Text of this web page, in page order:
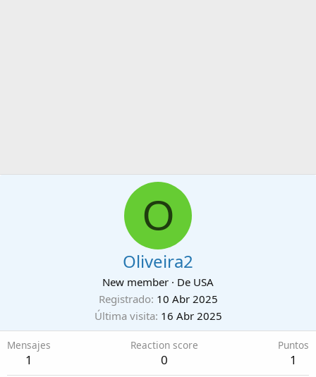
O
Oliveira2
New member · De USA
Registrado 10 Abr 2025
Última visita 16 Abr 2025
Mensajes
1
Reaction score
0
Puntos
1